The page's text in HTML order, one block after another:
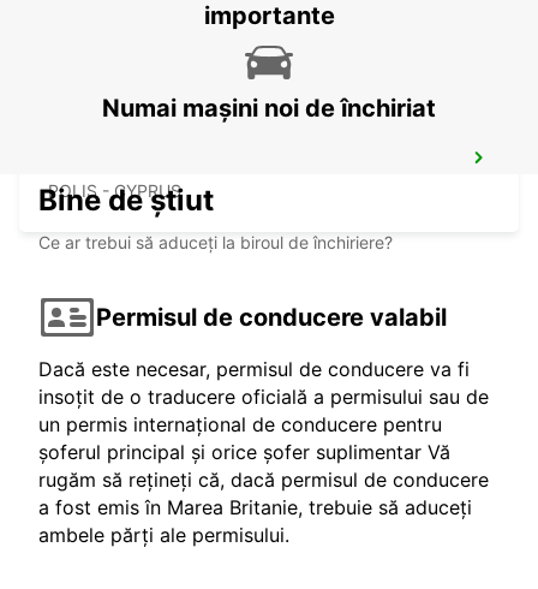
POLIS - CYPRUS
importante
Numai mașini noi de închiriat
Bine de știut
Ce ar trebui să aduceți la biroul de închiriere?
Permisul de conducere valabil
Dacă este necesar, permisul de conducere va fi
insoțit de o traducere oficială a permisului sau de
un permis internațional de conducere pentru
șoferul principal și orice șofer suplimentar Vă
rugăm să rețineți că, dacă permisul de conducere
a fost emis în Marea Britanie, trebuie să aduceți
ambele părți ale permisului.